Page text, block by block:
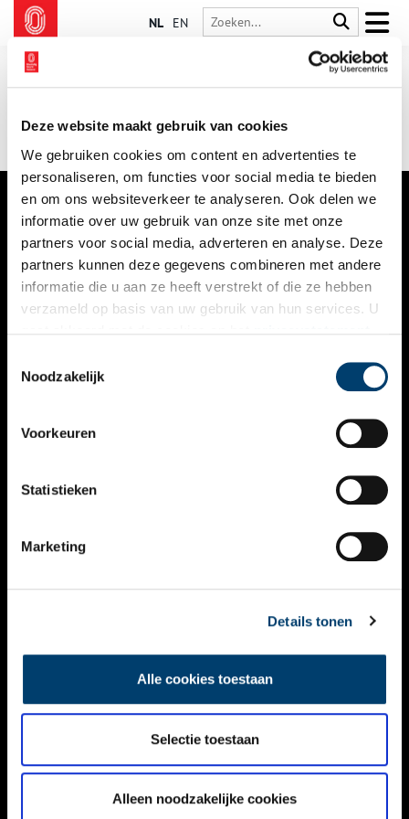
Deze website maakt gebruik van cookies
We gebruiken cookies om content en advertenties te
personaliseren, om functies voor social media te bieden
en om ons websiteverkeer te analyseren. Ook delen we
informatie over uw gebruik van onze site met onze
partners voor social media, adverteren en analyse. Deze
partners kunnen deze gegevens combineren met andere
informatie die u aan ze heeft verstrekt of die ze hebben
verzameld op basis van uw gebruik van hun services. U
Noodzakelijk
Voorkeuren
Statistieken
Marketing
Details tonen
Alle cookies toestaan
Selectie toestaan
Alleen noodzakelijke cookies
NL EN
VERHALEN
NIEUWS
KALENDER
ACTIVITEITEN
NIEUWSBRIEF
DISCLAIMER
TOEGANKELIJKHEID
Volg ONH op social media